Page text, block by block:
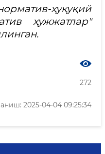
ҳуқуқий
ҳужжатлар"
272
2025-04-04 09:25:34